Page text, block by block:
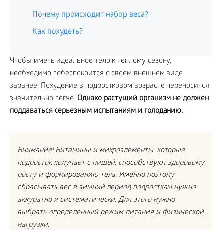
Почему происходит набор веса?
Как похудеть?
Чтобы иметь идеальное тело к теплому сезону,
необходимо побеспокоится о своем внешнем виде
заранее. Похудение в подростковом возрасте переносится
значительно легче. Однако растущий организм не должен
поддаваться серьезным испытаниям и голоданию.
Внимание! Витамины и микроэлементы, которые
подросток получает с пищей, способствуют здоровому
росту и формированию тела. Именно поэтому
сбрасывать вес в зимний период подросткам нужно
аккуратно и систематически. Для этого нужно
выбрать определенный режим питания и физической
нагрузки.